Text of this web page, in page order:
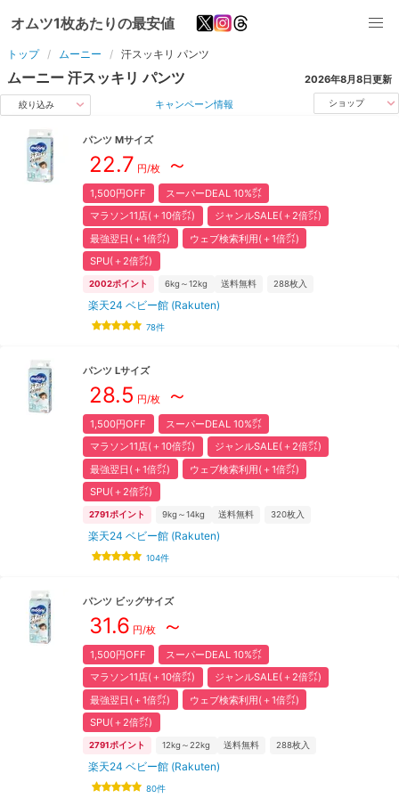
オムツ1枚あたりの最安値
トップ ムーニー 汗スッキリ パンツ
ムーニー 汗スッキリ パンツ 2026年8月8日更新
絞り込み キャンペーン情報 ショップ
パンツ Mサイズ
22.7 円/枚～
1,500円OFF
スーパーDEAL 10%㌽
マラソン11店(＋10倍㌽)
ジャンルSALE(＋2倍㌽)
最強翌日(＋1倍㌽)
ウェブ検索利用(＋1倍㌽)
SPU(＋2倍㌽)
2002ポイント 6kg～12kg 送料無料 288枚入
楽天24 ベビー館 (Rakuten)
78件
パンツ Lサイズ
28.5 円/枚～
1,500円OFF
スーパーDEAL 10%㌽
マラソン11店(＋10倍㌽)
ジャンルSALE(＋2倍㌽)
最強翌日(＋1倍㌽)
ウェブ検索利用(＋1倍㌽)
SPU(＋2倍㌽)
2791ポイント 9kg～14kg 送料無料 320枚入
楽天24 ベビー館 (Rakuten)
104件
パンツ ビッグサイズ
31.6 円/枚～
1,500円OFF
スーパーDEAL 10%㌽
マラソン11店(＋10倍㌽)
ジャンルSALE(＋2倍㌽)
最強翌日(＋1倍㌽)
ウェブ検索利用(＋1倍㌽)
SPU(＋2倍㌽)
2791ポイント 12kg～22kg 送料無料 288枚入
楽天24 ベビー館 (Rakuten)
80件